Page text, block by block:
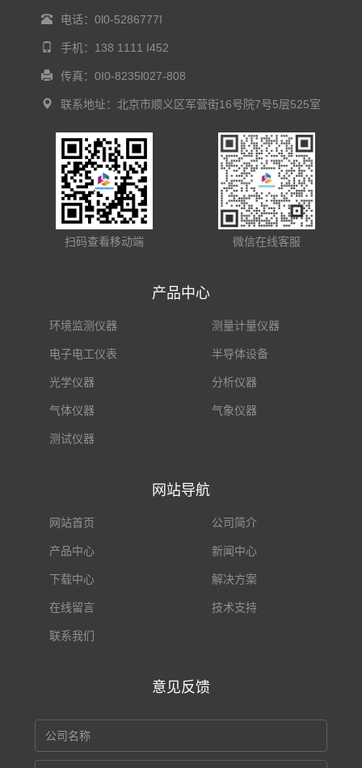
电话：0l0-5286777I
手机：138 1111 I452
传真：0I0-8235l027-808
联系地址：北京市顺义区军营街16号院7号5层525室
扫码查看移动端 微信在线客服
产品中心
环境监测仪器 测量计量仪器
电子电工仪表 半导体设备
光学仪器 分析仪器
气体仪器 气象仪器
测试仪器
网站导航
网站首页 公司简介
产品中心 新闻中心
下载中心 解决方案
在线留言 技术支持
联系我们
意见反馈